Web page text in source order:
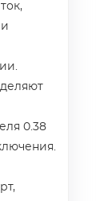
0.38